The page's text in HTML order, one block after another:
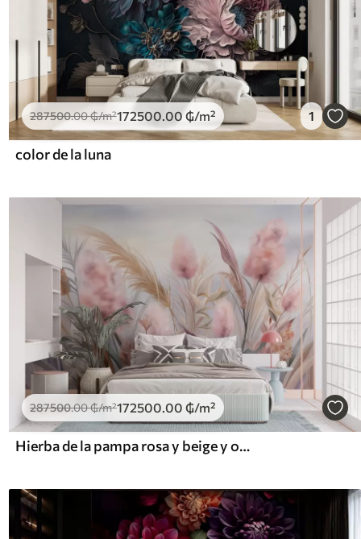
287500.00₲/m²172500 .00₲/m² 1
color de la luna
287500.00₲/m²172500.00 ₲/m²
Hierba de la pampa rosa y beige y otras flores secas con un cielo suave y brumoso al fondo.